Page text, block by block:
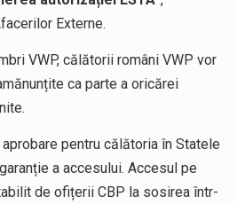
Externe.
VWP, călătorii români VWP vor
ca parte a oricărei
pentru călătoria în Statele
a accesului. Accesul pe
de ofițerii CBP la sosirea într-